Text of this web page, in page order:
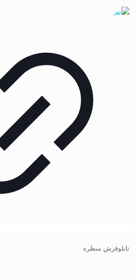
تابلوفرش منظره